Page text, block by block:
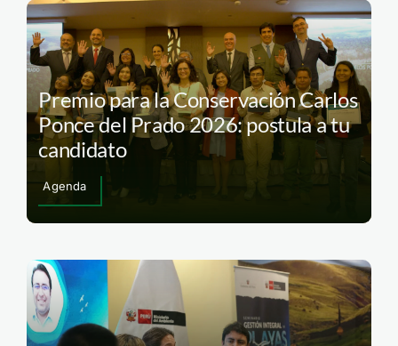
Premio para la Conservación Carlos
Ponce del Prado 2026: postula a tu
candidato
Agenda